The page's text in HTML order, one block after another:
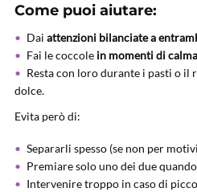
Come puoi aiutare:
Dai attenzioni bilanciate a
Fai le coccole in momenti di calma
Resta con loro durante i pasti o il
dolce.
Evita però di:
Separarli spesso (se non per
Premiare solo uno dei due
Intervenire troppo in caso di